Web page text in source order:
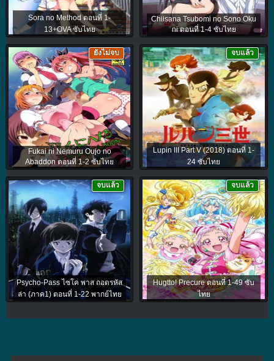
Sora no Method ตอนที่ 1-
13+OVA ซับไทย
Chiisana Tsubomi no Sono Oku
ni ตอนที่ 1-4 ซับไทย
Fukai ni Nemuru Oujo no
Abaddon ตอนที่ 1-2 ซับไทย
ยังไม่จบ
Lupin III Part V (2018) ตอนที่ 1-
24 ซับไทย
จบแล้ว
Psycho-Pass ไซโค พาส ถอดรหัส
ล่า (ภาค1) ตอนที่ 1-22 พากย์ไทย
จบแล้ว
Hugtto! Precure ตอนที่ 1-49 ซับ
ไทย
จบแล้ว